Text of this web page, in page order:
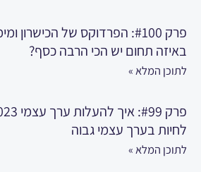
פרק #100: הפרדוקס של
באיזה תחום יש הכי הרבה כסף?
לתוכן המלא »
לחיות בערך עצמי גבוה
לתוכן המלא »